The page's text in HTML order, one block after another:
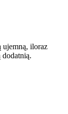
ujemną, iloraz